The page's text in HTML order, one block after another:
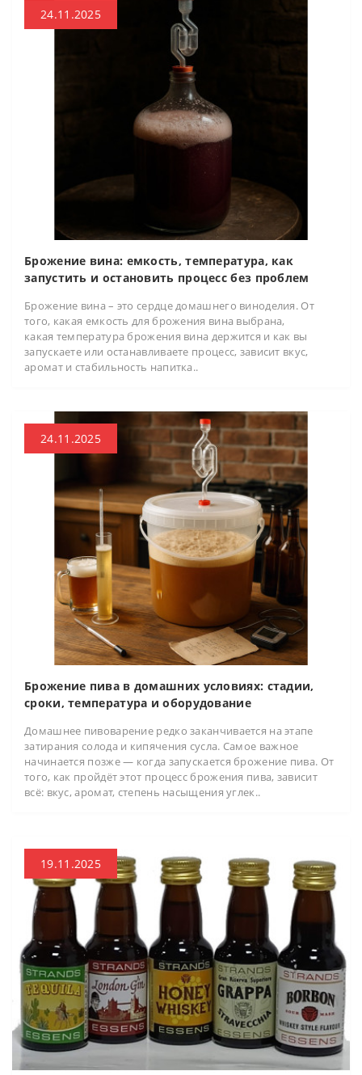
24.11.2025
Брожение вина: емкость, температура, как
запустить и остановить процесс без проблем
Брожение вина – это сердце домашнего виноделия. От
того, какая емкость для брожения вина выбрана,
какая температура брожения вина держится и как вы
запускаете или останавливаете процесс, зависит вкус,
аромат и стабильность напитка..
24.11.2025
Брожение пива в домашних условиях: стадии,
сроки, температура и оборудование
Домашнее пивоварение редко заканчивается на этапе
затирания солода и кипячения сусла. Самое важное
начинается позже — когда запускается брожение пива. От
того, как пройдёт этот процесс брожения пива, зависит
всё: вкус, аромат, степень насыщения углек..
19.11.2025